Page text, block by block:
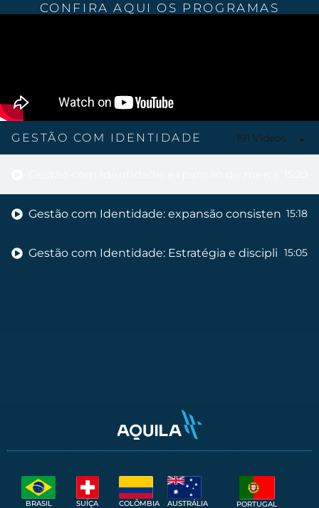
CONFIRA AQUI OS PROGRAMAS
GESTÃO COM IDENTIDADE 191 Vídeos
Gestão com Identidade: expansão consistente15:18
Gestão com Identidade: Estratégia e disciplina15:05
Gestão com Identidade: Legado e inovação na
Gestão com Identidade: cooperação entre 13:46
Gestão com Identidade: gestão jurídica
BRASIL SUÍÇA COLÔMBIA AUSTRÁLIA PORTUGAL